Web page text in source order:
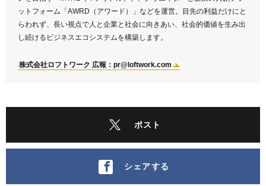
ットフォーム「AWRD（アワード）」などを運営。目先の利益だけにと
らわれず、長い視点で人と企業と社会に向きあい、社会的価値を生み出
し続けるビジネスエコシステムを構築します。
株式会社ロフトワーク 広報：pr@loftwork.com
ポスト
シェアする